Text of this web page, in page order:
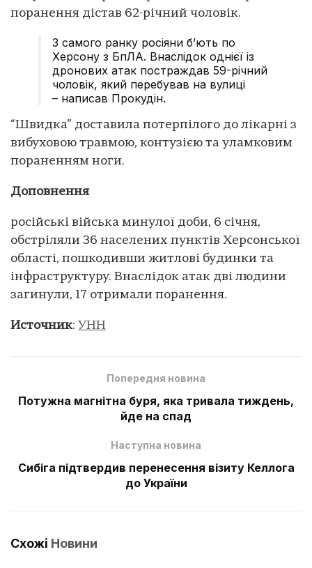
поранення дістав 62-річний чоловік.
З самого ранку росіяни бʼють по
Херсону з БпЛА. Внаслідок однієї із
дронових атак постраждав 59-річний
чоловік, який перебував на вулиці
– написав Прокудін.
“Швидка” доставила потерпілого до лікарні з
вибуховою травмою, контузією та уламковим
пораненням ноги.
Доповнення
російські війська минулої доби, 6 січня,
обстріляли 36 населених пунктів Херсонської
області, пошкодивши житлові будинки та
інфраструктуру. Внаслідок атак дві людини
загинули, 17 отримали поранення.
Источник: УНН
Попередня новина
Потужна магнітна буря, яка тривала тиждень,
йде на спад
Наступна новина
Сибіга підтвердив перенесення візиту Келлога
до України
Схожі Новини